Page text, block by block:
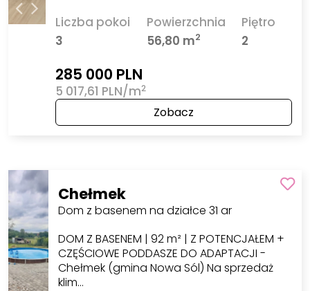
Liczba pokoi
3
Powierzchnia
56,80 m2
Piętro
2
285 000 PLN
5 017,61 PLN/m2
Zobacz
Chełmek
Dom z basenem na działce 31 ar
DOM Z BASENEM | 92 m² | Z POTENCJAŁEM +
CZĘŚCIOWE PODDASZE DO ADAPTACJI -
Chełmek (gmina Nowa Sól) Na sprzedaż
klim…